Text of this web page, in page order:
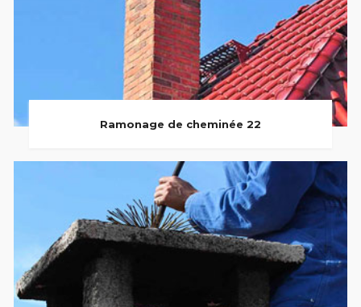
Ramonage de cheminée 22